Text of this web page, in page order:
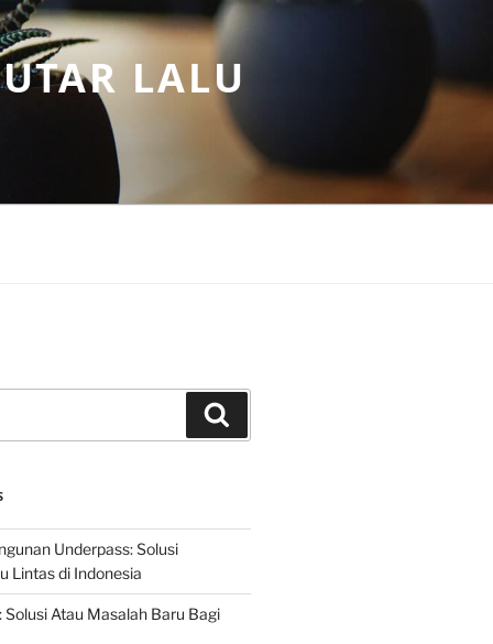
LALU
Underpass: Solusi
Lintas di Indonesia
Solusi Atau Masalah Baru Bagi